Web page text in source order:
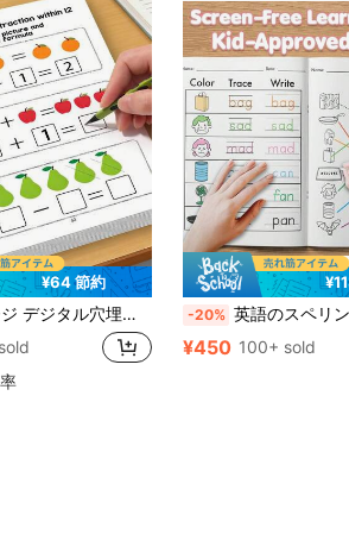
¥64 節約
植物のパターン、保護者と教師が簡単に識別できます。子供が自宅や学校で数字を学ぶのに最適、新学期の文房具に最適です。 -20% 英語のスペリング、読み書きの練習ノート - マッチング、トレース、語彙活動を含む | 自
¥450 100+ sold